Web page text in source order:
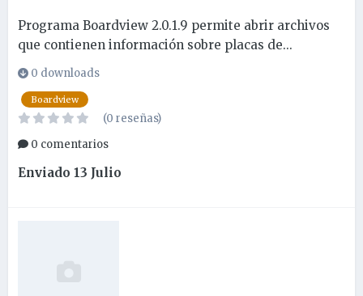
Programa Boardview 2.0.1.9 permite abrir archivos
que contienen información sobre placas de...
0 downloads
Boardview
(0 reseñas)
0 comentarios
Enviado 13 Julio